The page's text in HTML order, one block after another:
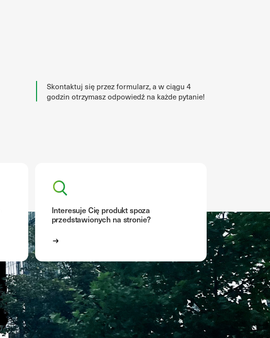
Skontaktuj się przez formularz, a w ciągu 4
godzin otrzymasz odpowiedź na każde pytanie!
Interesuje Cię produkt spoza
przedstawionych na stronie?